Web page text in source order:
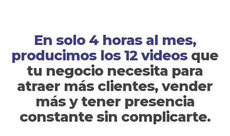
En solo 4 horas al mes,
producimos los 12 videosque
tu negocio necesita para
atraer más clientes, vender
más y tener presencia
constante sin complicarte.